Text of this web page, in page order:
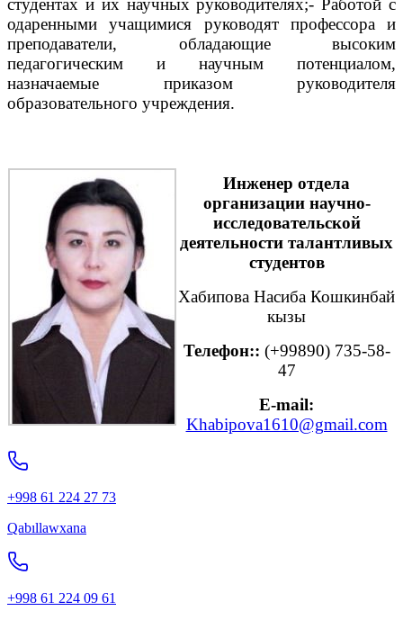
студентах и ​​их научных руководителях;- Работой с
одаренными учащимися руководят профессора и
преподаватели, обладающие высоким
педагогическим и научным потенциалом,
назначаемые приказом руководителя
образовательного учреждения.
Инженер отдела
организации научно-
исследовательской
деятельности талантливых
студентов
Хабипова Насиба Кошкинбай
кызы
Телефон:: (+99890) 735-58-
47
E-mail:
Khabipova1610@gmail.com
+998 61 224 27 73
Qabıllawxana
+998 61 224 09 61